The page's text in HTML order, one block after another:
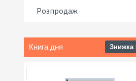
Розпродаж
Книга дня Знижка